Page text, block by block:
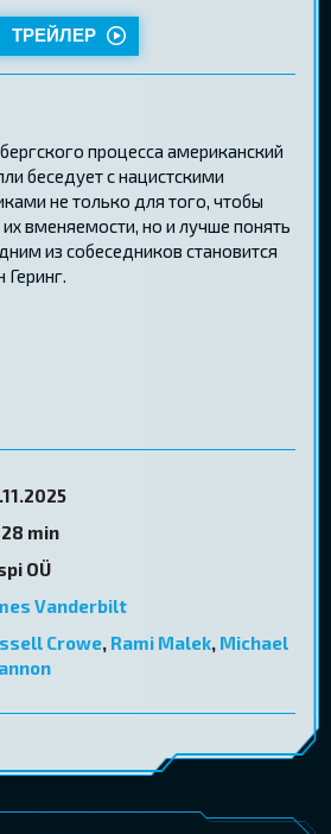
ТРЕЙЛЕР
процесса американский
беседует с нацистскими
не только для того, чтобы
вменяемости, но и лучше понять
из собеседников становится
min
OÜ
Vanderbilt
Crowe, Rami Malek, Michael